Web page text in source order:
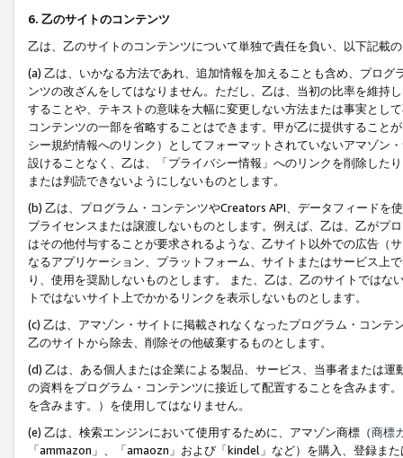
6. 乙のサイトのコンテンツ
乙は、乙のサイトのコンテンツについて単独で責任を負い、以下記載
(a) 乙は、いかなる方法であれ、追加情報を加えることも含め、プロ
ンツの改ざんをしてはなりません。ただし、乙は、当初の比率を維持
することや、テキストの意味を大幅に変更しない方法または事実とし
コンテンツの一部を省略することはできます。甲が乙に提供すること
シー規約情報へのリンク）としてフォーマットされていないアマゾン
設けることなく、乙は、「プライバシー情報」へのリンクを削除した
または判読できないようにしないものとします。
(b) 乙は、プログラム・コンテンツやCreators API、データフィード
ブライセンスまたは譲渡しないものとします。例えば、乙は、乙がプ
はその他付与することが要求されるような、乙サイト以外での広告（
なるアプリケーション、プラットフォーム、サイトまたはサービス上
り、使用を奨励しないものとします。 また、乙は、乙のサイトでは
トではないサイト上でかかるリンクを表示しないものとします。
(c) 乙は、アマゾン・サイトに掲載されなくなったプログラム・コン
乙のサイトから除去、削除その他破棄するものとします。
(d) 乙は、ある個人または企業による製品、サービス、当事者または
の資料をプログラム・コンテンツに接近して配置することを含みます
を含みます。）を使用してはなりません。
(e) 乙は、検索エンジンにおいて使用するために、アマゾン商標（商標
「ammazon」、「amaozn」および「kindel」など）を購入、登録ま